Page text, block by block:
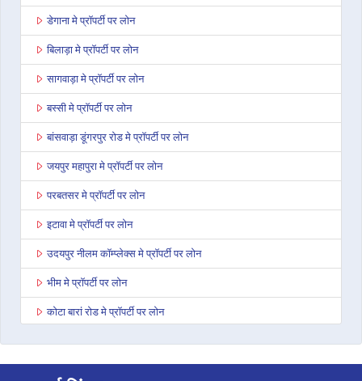
डेगाना मे प्रॉपर्टी पर लोन
बिलाड़ा मे प्रॉपर्टी पर लोन
सागवाड़ा मे प्रॉपर्टी पर लोन
बस्सी मे प्रॉपर्टी पर लोन
बांसवाड़ा डूंगरपुर रोड मे प्रॉपर्टी पर लोन
जयपुर महापुरा मे प्रॉपर्टी पर लोन
परबतसर मे प्रॉपर्टी पर लोन
इटावा मे प्रॉपर्टी पर लोन
उदयपुर नीलम कॉम्प्लेक्स मे प्रॉपर्टी पर लोन
भीम मे प्रॉपर्टी पर लोन
कोटा बारां रोड मे प्रॉपर्टी पर लोन